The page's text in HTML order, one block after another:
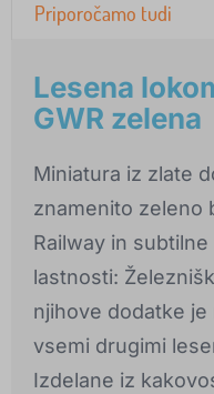
Priporočamo tudi
Lesena
GWR zelena
Miniatura iz zlate
znamenito zeleno
Railway in
lastnosti:
njihove dodatke
vsemi drugimi
Izdelane iz